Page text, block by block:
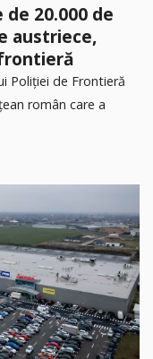
20.000 de
austriece,
Poliției de Frontieră
român care a